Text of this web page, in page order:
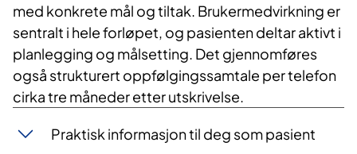
med konkrete mål og tiltak. Brukermedvirkning er
sentralt i hele forløpet, og pasienten deltar aktivt i
planlegging og målsetting. Det gjennomføres
også strukturert oppfølgingssamtale per telefon
cirka tre måneder etter utskrivelse.
Praktisk informasjon til deg som pasient